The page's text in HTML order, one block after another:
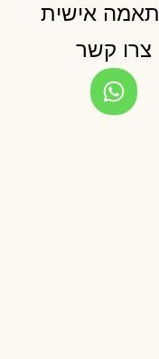
אישית
צרו קשר